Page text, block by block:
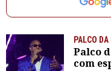
PALCO
Palco
com